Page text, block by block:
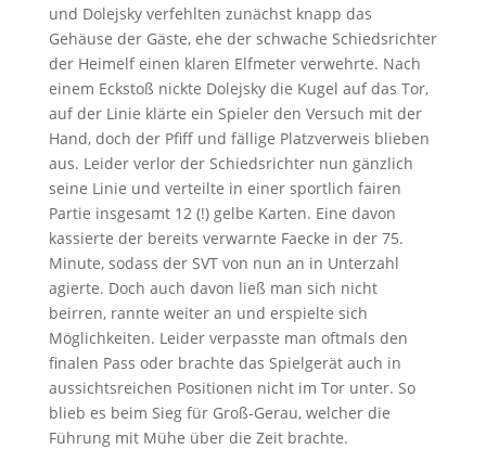
und Dolejsky verfehlten zunächst knapp das
Gehäuse der Gäste, ehe der schwache Schiedsrichter
der Heimelf einen klaren Elfmeter verwehrte. Nach
einem Eckstoß nickte Dolejsky die Kugel auf das Tor,
auf der Linie klärte ein Spieler den Versuch mit der
Hand, doch der Pfiff und fällige Platzverweis blieben
aus. Leider verlor der Schiedsrichter nun gänzlich
seine Linie und verteilte in einer sportlich fairen
Partie insgesamt 12 (!) gelbe Karten. Eine davon
kassierte der bereits verwarnte Faecke in der 75.
Minute, sodass der SVT von nun an in Unterzahl
agierte. Doch auch davon ließ man sich nicht
beirren, rannte weiter an und erspielte sich
Möglichkeiten. Leider verpasste man oftmals den
finalen Pass oder brachte das Spielgerät auch in
aussichtsreichen Positionen nicht im Tor unter. So
blieb es beim Sieg für Groß-Gerau, welcher die
Führung mit Mühe über die Zeit brachte.